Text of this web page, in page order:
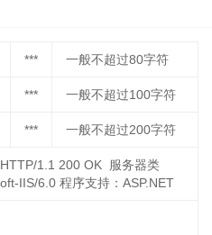
*** 一般不超过80字符
*** 一般不超过100字符
*** 一般不超过200字符
1.1 200 OK 服务器类
IIS/6.0 程序支持：ASP.NET